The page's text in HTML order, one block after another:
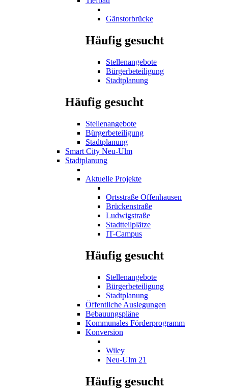
Gänstorbrücke
Häufig gesucht
Stellenangebote
Bürgerbeteiligung
Stadtplanung
Häufig gesucht
Stellenangebote
Bürgerbeteiligung
Stadtplanung
Smart City Neu-Ulm
Stadtplanung
Aktuelle Projekte
Ortsstraße Offenhausen
Brückenstraße
Ludwigstraße
Stadtteilplätze
IT-Campus
Häufig gesucht
Stellenangebote
Bürgerbeteiligung
Stadtplanung
Öffentliche Auslegungen
Bebauungspläne
Kommunales Förderprogramm
Konversion
Wiley
Neu-Ulm 21
Häufig gesucht